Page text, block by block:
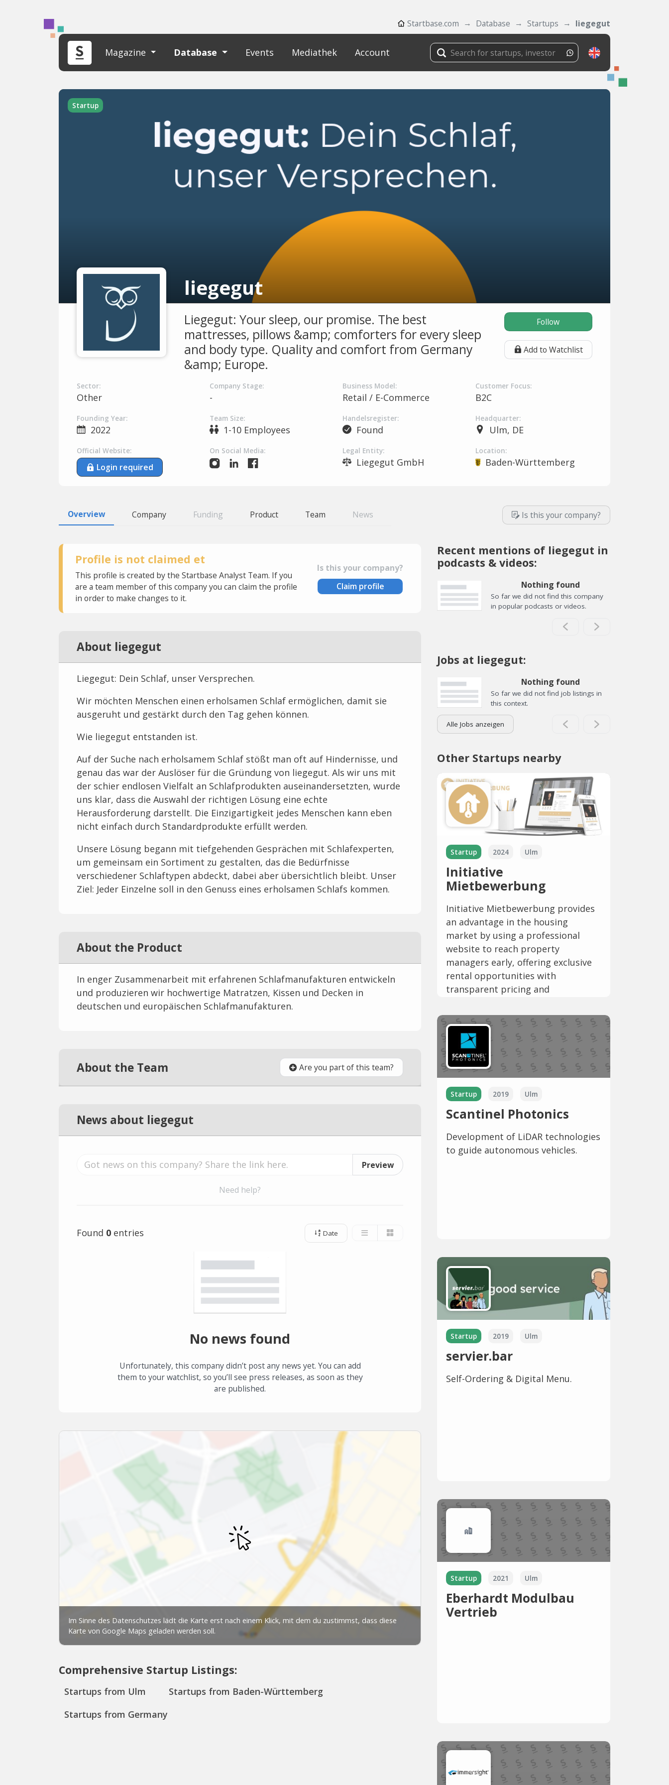
Startbase.com Database Startups liegegut
Magazine Database Events Mediathek Account
Startup
liegegut
Liegegut: Your sleep, our promise. The best
mattresses, pillows &amp; comforters for every sleep
and body type. Quality and comfort from Germany
&amp; Europe.
Follow
Add to Watchlist
Sector:
Other
Company Stage:
-
Business Model:
Retail / E-Commerce
Customer Focus:
B2C
Founding Year:
2022
Team Size:
1-10 Employees
Handelsregister:
Found
Headquarter:
Ulm, DE
Official Website:
Login required
On Social Media: Legal Entity:
Liegegut GmbH
Location:
Baden-Württemberg
Overview Company Funding Product Team News Is this your company?
Profile is not claimed et
This profile is created by the Startbase Analyst Team. If you
are a team member of this company you can claim the profile
in order to make changes to it.
Is this your company?
Claim profile
About liegegut
Liegegut: Dein Schlaf, unser Versprechen.
Wir möchten Menschen einen erholsamen Schlaf ermöglichen, damit sie
ausgeruht und gestärkt durch den Tag gehen können.
Wie liegegut entstanden ist.
Auf der Suche nach erholsamem Schlaf stößt man oft auf Hindernisse, und
genau das war der Auslöser für die Gründung von liegegut. Als wir uns mit
der schier endlosen Vielfalt an Schlafprodukten auseinandersetzten, wurde
uns klar, dass die Auswahl der richtigen Lösung eine echte
Herausforderung darstellt. Die Einzigartigkeit jedes Menschen kann eben
nicht einfach durch Standardprodukte erfüllt werden.
Unsere Lösung begann mit tiefgehenden Gesprächen mit Schlafexperten,
um gemeinsam ein Sortiment zu gestalten, das die Bedürfnisse
verschiedener Schlaftypen abdeckt, dabei aber übersichtlich bleibt. Unser
Ziel: Jeder Einzelne soll in den Genuss eines erholsamen Schlafs kommen.
About the Product
In enger Zusammenarbeit mit erfahrenen Schlafmanufakturen entwickeln
und produzieren wir hochwertige Matratzen, Kissen und Decken in
deutschen und europäischen Schlafmanufakturen.
About the Team Are you part of this team?
News about liegegut
Preview
Need help?
Found 0 entries Date
No news found
Unfortunately, this company didn’t post any news yet. You can add
them to your watchlist, so you’ll see press releases, as soon as they
are published.
Comprehensive Startup Listings:
Startups from Ulm
Startups from Baden-Württemberg
Startups from Germany
Recent mentions of liegegut in
podcasts & videos:
Nothing found
So far we did not find this company
in popular podcasts or videos.
Jobs at liegegut:
Nothing found
So far we did not find job listings in
this context.
Alle Jobs anzeigen
Other Startups nearby
Startup 2024 Ulm
Initiative
Mietbewerbung
Initiative Mietbewerbung provides
an advantage in the housing
market by using a professional
website to reach property
managers early, offering exclusive
rental opportunities with
transparent pricing and
Startup 2019 Ulm
Scantinel Photonics
Development of LiDAR technologies
to guide autonomous vehicles.
Startup 2019 Ulm
servier.bar
Self-Ordering & Digital Menu.
Startup 2021 Ulm
Eberhardt Modulbau
Vertrieb